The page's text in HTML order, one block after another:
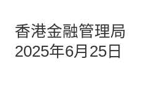
香港金融管理局
2025年6月25日